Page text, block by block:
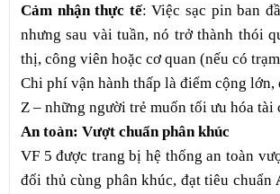
Cảm nhận thực tế: Việc sạc pin ban
nhưng sau vài tuần, nó trở thành thói
thị, công viên hoặc cơ quan (nếu có
Chi phí vận hành thấp là điểm cộng lớn,
Z – những người trẻ muốn tối ưu hóa tài
An toàn: Vượt chuẩn phân khúc
VF 5 được trang bị hệ thống an toàn
đối thủ cùng phân khúc, đạt tiêu chuẩn